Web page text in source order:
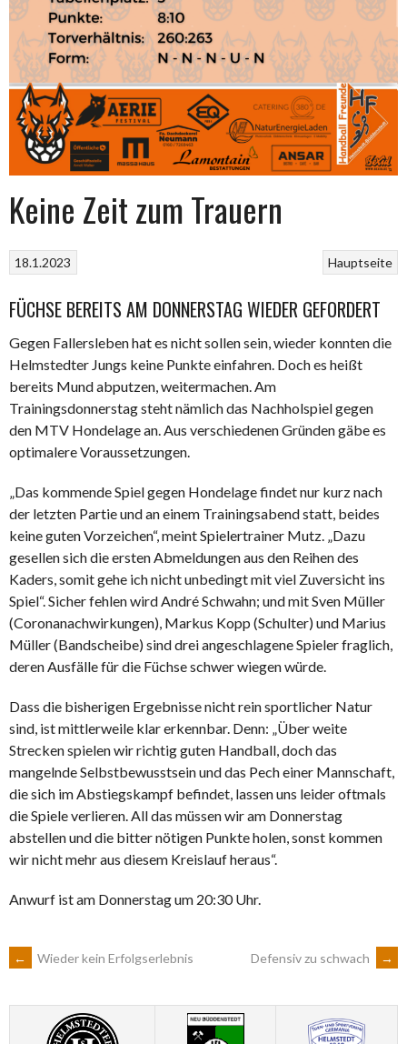
Keine Zeit zum Trauern
Hauptseite
18.1.2023
FÜCHSE BEREITS AM DONNERSTAG WIEDER GEFORDERT
Gegen Fallersleben hat es nicht sollen sein, wieder konnten die
Helmstedter Jungs keine Punkte einfahren. Doch es heißt
bereits Mund abputzen, weitermachen. Am
Trainingsdonnerstag steht nämlich das Nachholspiel gegen
den MTV Hondelage an. Aus verschiedenen Gründen gäbe es
optimalere Voraussetzungen.
„Das kommende Spiel gegen Hondelage findet nur kurz nach
der letzten Partie und an einem Trainingsabend statt, beides
keine guten Vorzeichen“, meint Spielertrainer Mutz. „Dazu
gesellen sich die ersten Abmeldungen aus den Reihen des
Kaders, somit gehe ich nicht unbedingt mit viel Zuversicht ins
Spiel“. Sicher fehlen wird André Schwahn; und mit Sven Müller
(Coronanachwirkungen), Markus Kopp (Schulter) und Marius
Müller (Bandscheibe) sind drei angeschlagene Spieler fraglich,
deren Ausfälle für die Füchse schwer wiegen würde.
Dass die bisherigen Ergebnisse nicht rein sportlicher Natur
sind, ist mittlerweile klar erkennbar. Denn: „Über weite
Strecken spielen wir richtig guten Handball, doch das
mangelnde Selbstbewusstsein und das Pech einer Mannschaft,
die sich im Abstiegskampf befindet, lassen uns leider oftmals
die Spiele verlieren. All das müssen wir am Donnerstag
abstellen und die bitter nötigen Punkte holen, sonst kommen
wir nicht mehr aus diesem Kreislauf heraus“.
Anwurf ist am Donnerstag um 20:30 Uhr.
ARTIKEL-
NAVIGATION
← Wieder kein Erfolgserlebnis Defensiv zu schwach →